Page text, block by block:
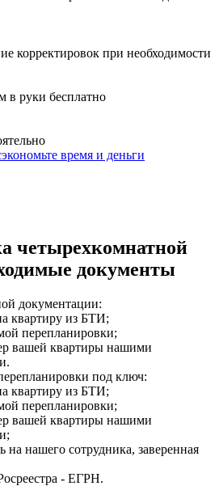
корректировок при необходимости
в руки бесплатно
время и деньги
четырехкомнатной
документы
документации:
квартиру из БТИ;
перепланировки;
вашей квартиры нашими
под ключ:
квартиру из БТИ;
перепланировки;
вашей квартиры нашими
на нашего сотрудника, заверенная
- ЕГРН.